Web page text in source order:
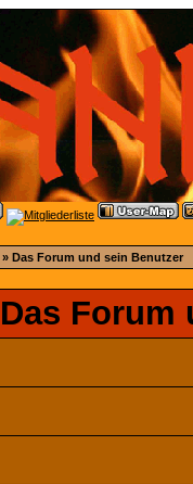
» Das Forum und sein Benutzer
Das Forum